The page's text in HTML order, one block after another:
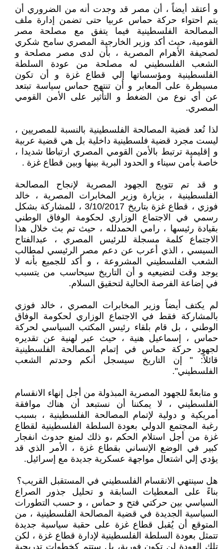
و أعتقد أيضاً ، أن مصر قد وجدت أنه من الضروري أن
يتم احتواء حركة حماس عربيا حتى تضمن إدارة ملف
المصالحة الفلسطينية فيما يتفق مع مصلحة مصر
القومية، حيث أكد وزير الخارجية المصري سامح شكري
لصحيفة الأهرام المصرية ، بأن لدى مصر مصلحة و
الشعب الفلسطيني له مصلحة من عودة السلطة
الفلسطينية ومؤسساتها إلي قطاع غزة و أن تكون
مسيطرة على المعابر و أن تنتهج حماس سياسة تبتعد
عن أي نوع من الضغط و التأثير على الأمن القومي
المصري.
لذا تُعد قضية المصالحة الفلسطينية بالنسبة للمصريين ،
ليست مجرد قضية فلسطينية داخلية بل هي قضية عربية
و إقليمية ترتبط بالأمن القومي المصري ارتباطا شديدا ،
خاصة بأمن سيناء و الحدود البرية بينها وبين قطاع غزة .
و قد تم تتويج الجهود المصرية لإنجاح المصالحة
الفلسطينية ، بزيارة وزير المخابرات المصرية ، خالد
فوزي ، قطاع غزة بتاريخ 3/10/2017 ، للمشاركة بشكل
رسمي في الاجتماع الوزاري لحكومة الوفاق الوطني
بقيادة رئيسها ، رامي الحمدلله ، حيث تم بث خلال هذا
الاجتماع كلمة مسجلة للرئيس المصري ، عبدالفتاح
السيسي ، الذي أعرب عن دعم مصر الرئيسي لمطالب
الشعب الفلسطيني المشروعة ، و أكد للجميع بأنه لا
يوجد وقت لتضيعيه و أن التاريخ سيحاسب من يتسبب
في إضاعة الفرصة الحالية لتحقيق السلام.
لم يكتف أيضاً وزير المخابرات المصري ، خالد فوزي
بالمشاركة فقط في الاجتماع الوزاري لحكومة الوفاق
الوطني ، بل قام بلقاء رئيس المكتب السياسي لحركة
حماس ، إسماعيل هنية ، حيث عبر لهنية عن تقديره
لجهود حركة حماس في إتمام المصالحة الفلسطينية
قائلاً: " إن التاريخ سيسجل أنكم وحدتم الشعب
الفلسطيني".
و متابعةً للجهود المصرية المبذولة من أجل إنهاء الانقسام
الفلسطيني ، لا يمكننا أن نستبعد أن هناك موافقة
أمريكية و دولية لإتمام المصالحة الفلسطينية ، بسبب
رغبة المجتمع الدولي بعودة السلطة الفلسطينية لقطاع
غزة من أجل استلام الحكم ،و ذلك لمنع حدوث انفجار
كبير في الوضع الإنساني بقطاع غزة ، الأمر الذي قد
يؤدي إلي اشتعال مواجهة عسكرية جديدة مع إسرائيل.
هل سينتهي الانقسام الفلسطيني في المستقبل القريب؟
بناءً على المعطيات السابقة و تحليل جذور الصراع
السياسي بين حركتي فتح و حماس ، و حسب التطورات
السياسية الجديدة في قضية المصالحة الفلسطينية ، من
المتوقع أن يُقبل قطاع غزة على حقبة سياسية جديدة
تتمثل بعودة السلطة الفلسطينية لإدارة قطاع غزة ، لكن
تلك العودة لن تكون فورية، بل ستتم كخطوات تدريجية